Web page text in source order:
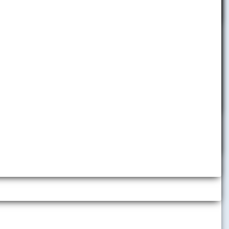
záujme
rokov
o doklady